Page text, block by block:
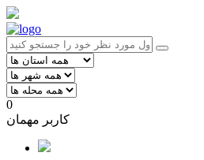
0
کاربر مهمان